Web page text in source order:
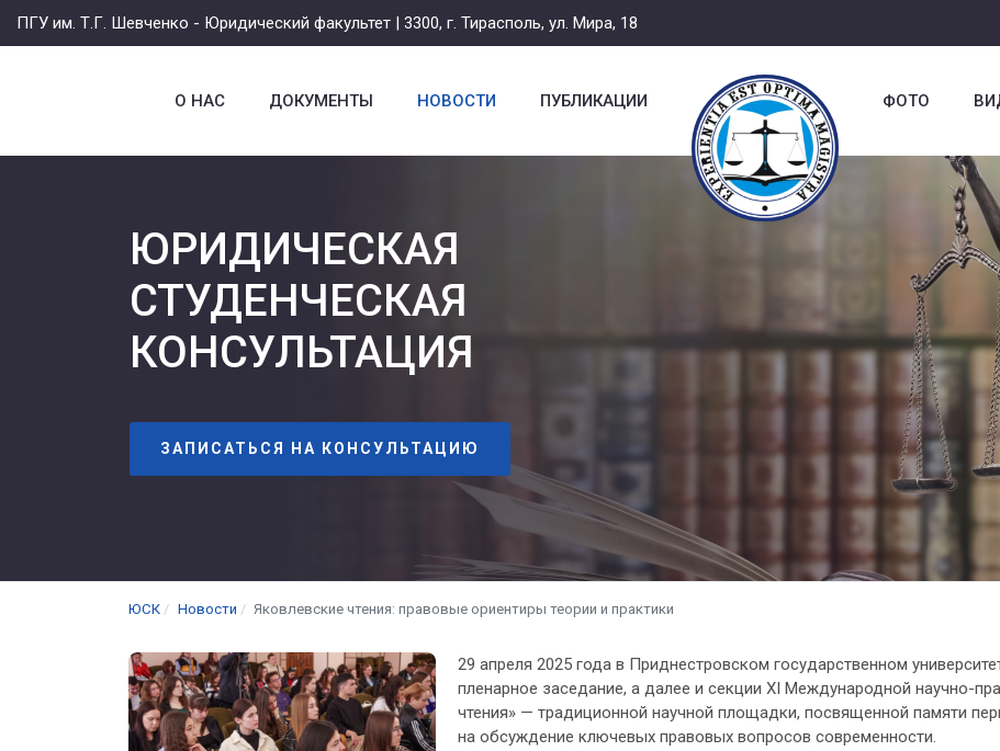
ПГУ им. Т.Г. Шевченко - Юридический факультет | 3300, г. Тирасполь, ул. Мира, 18
О НАС ДОКУМЕНТЫ НОВОСТИ ПУБЛИКАЦИИ ФОТО
ЮРИДИЧЕСКАЯ
СТУДЕНЧЕСКАЯ
КОНСУЛЬТАЦИЯ
ЗАПИСАТЬСЯ НА КОНСУЛЬТАЦИЮ
ЮСК Новости Яковлевские чтения: правовые ориентиры теории и практики
29 апреля 2025 года в Приднестровском государственном
пленарное заседание, а далее и секции XI Международной научно-
чтения» — традиционной научной площадки, посвященной памяти
на обсуждение ключевых правовых вопросов современности.